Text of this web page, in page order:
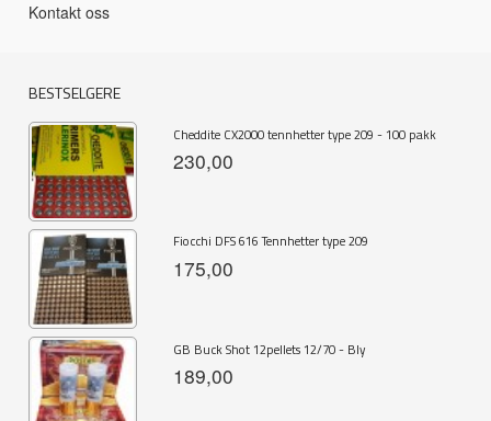
Kontakt oss
BESTSELGERE
Cheddite CX2000 tennhetter type 209 - 100 pakk
230,00
Fiocchi DFS 616 Tennhetter type 209
175,00
GB Buck Shot 12pellets 12/70 - Bly
189,00